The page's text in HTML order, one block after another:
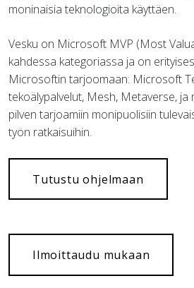
moninaisia teknologioita käyttäen.
Vesku on Microsoft MVP (Most
kahdessa kategoriassa ja on
Microsoftin tarjoomaan: Microsoft
tekoälypalvelut, Mesh, Metaverse,
pilven tarjoamiin monipuolisiin
työn ratkaisuihin.
Tutustu ohjelmaan
Ilmoittaudu mukaan